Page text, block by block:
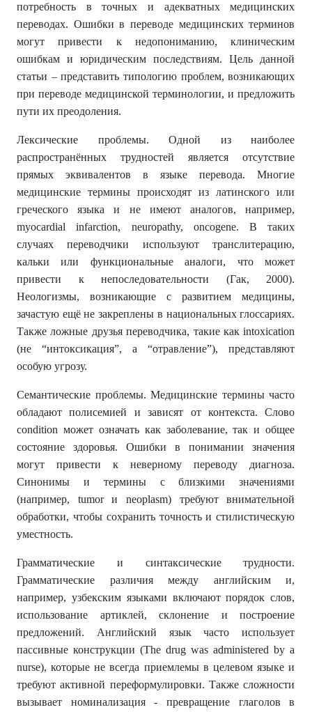
потребность в точных и адекватных медицинских
переводах. Ошибки в переводе медицинских терминов
могут привести к недопониманию, клиническим
ошибкам и юридическим последствиям. Цель данной
статьи – представить типологию проблем, возникающих
при переводе медицинской терминологии, и предложить
пути их преодоления.
Лексические проблемы. Одной из наиболее
распространённых трудностей является отсутствие
прямых эквивалентов в языке перевода. Многие
медицинские термины происходят из латинского или
греческого языка и не имеют аналогов, например,
myocardial infarction, neuropathy, oncogene. В таких
случаях переводчики используют транслитерацию,
кальки или функциональные аналоги, что может
привести к непоследовательности (Гак, 2000).
Неологизмы, возникающие с развитием медицины,
зачастую ещё не закреплены в национальных глоссариях.
Также ложные друзья переводчика, такие как intoxication
(не “интоксикация”, а “отравление”), представляют
особую угрозу.
Семантические проблемы. Медицинские термины часто
обладают полисемией и зависят от контекста. Слово
condition может означать как заболевание, так и общее
состояние здоровья. Ошибки в понимании значения
могут привести к неверному переводу диагноза.
Синонимы и термины с близкими значениями
(например, tumor и neoplasm) требуют внимательной
обработки, чтобы сохранить точность и стилистическую
уместность.
Грамматические и синтаксические трудности.
Грамматические различия между английским и,
например, узбекским языками включают порядок слов,
использование артиклей, склонение и построение
предложений. Английский язык часто использует
пассивные конструкции (The drug was administered by a
nurse), которые не всегда приемлемы в целевом языке и
требуют активной переформулировки. Также сложности
вызывает номинализация - превращение глаголов в